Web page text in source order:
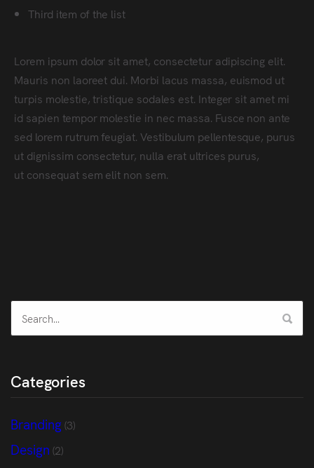
Third item of the list
Lorem ipsum dolor sit amet, consectetur adipiscing elit.
Mauris non laoreet dui. Morbi lacus massa, euismod ut
turpis molestie, tristique sodales est. Integer sit amet mi
id sapien tempor molestie in nec massa. Fusce non ante
sed lorem rutrum feugiat. Vestibulum pellentesque, purus
ut dignissim consectetur, nulla erat ultrices purus,
ut consequat sem elit non sem.
Categories
Branding(3)
Design (2)